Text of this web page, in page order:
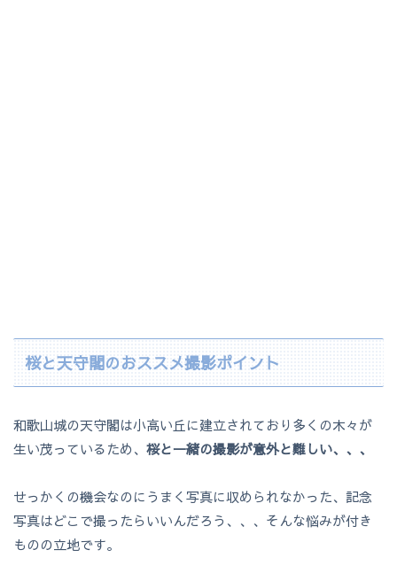
桜と天守閣のおススメ撮影ポイント
和歌山城の天守閣は小高い丘に建立されており多くの木々が
生い茂っているため、 桜と一緒の撮影が意外と難しい、、、
せっかくの機会なのにうまく写真に収められなかった、記念
写真はどこで撮ったらいいんだろう、、、そんな悩みが付き
ものの立地です。